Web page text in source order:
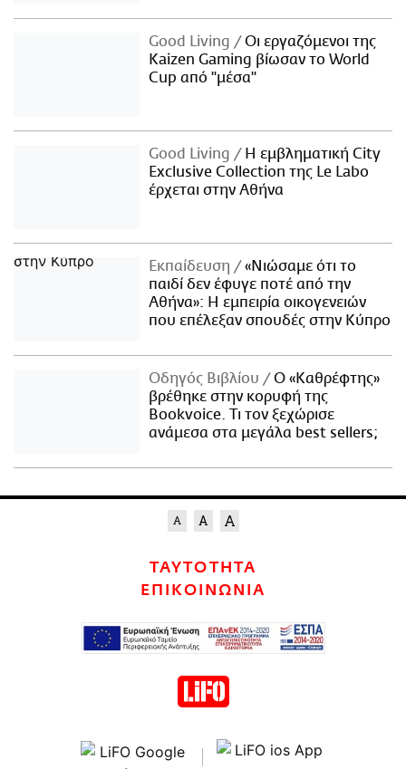
Good Living
Οι εργαζόμενοι της
Kaizen Gaming βίωσαν το World
Cup από "μέσα"
Good Living
Η εμβληματική City
Exclusive Collection της Le Labo
έρχεται στην Αθήνα
Εκπαίδευση
«Νιώσαμε ότι το
παιδί δεν έφυγε ποτέ από την
Αθήνα»: Η εμπειρία οικογενειών
που επέλεξαν σπουδές στην Κύπρο
Οδηγός Βιβλίου
Ο «Καθρέφτης»
βρέθηκε στην κορυφή της
Bookvoice. Τι τον ξεχώρισε
ανάμεσα στα μεγάλα best sellers;
ΤΑΥΤΟΤΗΤΑ
ΕΠΙΚΟΙΝΩΝΙΑ